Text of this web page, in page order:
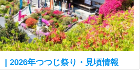
| 2026年つつじ祭り・見頃情報